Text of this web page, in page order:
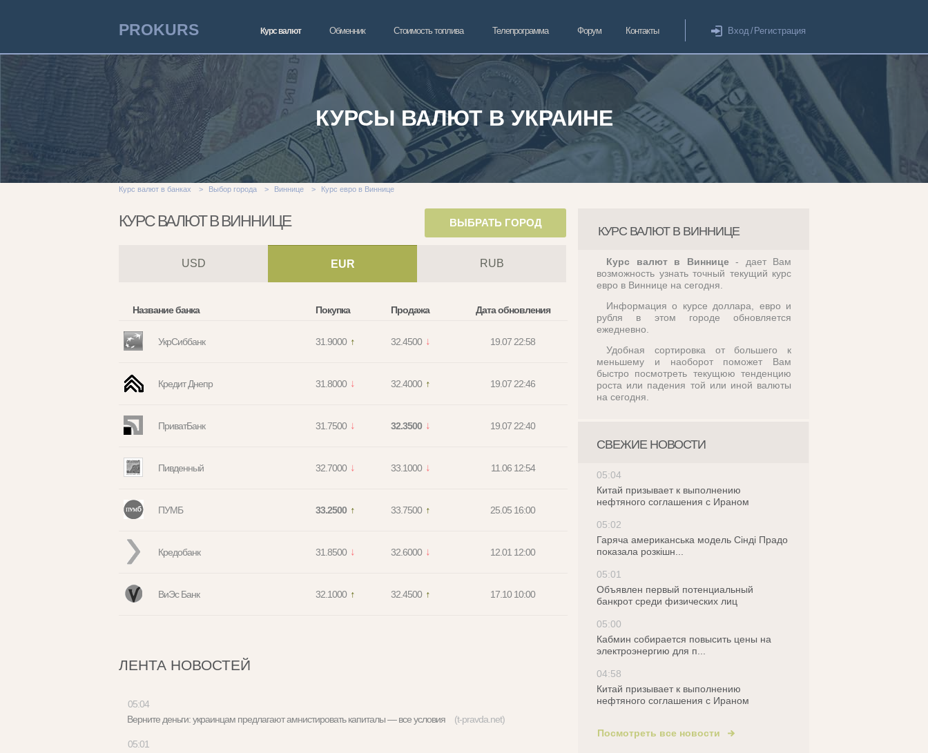
PROKURS Курс валют Обменник Стоимость топлива Телепрограмма Форум Контакты Вход/ Регистрация
КУРСЫ ВАЛЮТ В УКРАИНЕ
Курс валют в банках > Выбор города > Виннице > Курс евро в Виннице
КУРС ВАЛЮТ В ВИННИЦЕ
Курс валют в Виннице- дает Вам
возможность узнать точный текущий курс
евро в Виннице на сегодня.
Информация о курсе доллара, евро и
рубля в этом городе обновляется
ежедневно.
Удобная сортировка от большего к
меньшему и наоборот поможет Вам
быстро посмотреть текущюю тенденцию
роста или падения той или иной валюты
на сегодня.
СВЕЖИЕ НОВОСТИ
05:04
Китай призывает к выполнению
нефтяного соглашения с Ираном
05:02
Гаряча американська модель Сінді Прадо
показала розкішн...
05:01
Объявлен первый потенциальный
банкрот среди физических лиц
05:00
Кабмин собирается повысить цены на
электроэнергию для п...
04:58
Китай призывает к выполнению
нефтяного соглашения с Ираном
Посмотреть все новости
КУРС ВАЛЮТ В ВИННИЦЕ ВЫБРАТЬ ГОРОД
USD EUR RUB
Название банка Покупка Продажа Дата обновления
УкрСиббанк 31.9000 32.4500 19.07 22:58
Кредит Днепр 31.8000 32.4000 19.07 22:46
ПриватБанк 31.7500 32.3500 19.07 22:40
Пивденный 32.7000 33.1000 11.06 12:54
ПУМБ 33.2500 33.7500 25.05 16:00
Кредобанк 31.8500 32.6000 12.01 12:00
ВиЭс Банк 32.1000 32.4500 17.10 10:00
ЛЕНТА НОВОСТЕЙ
05:04
Верните деньги: украинцам предлагают амнистировать капиталы — все условия (t-pravda.net)
05:01